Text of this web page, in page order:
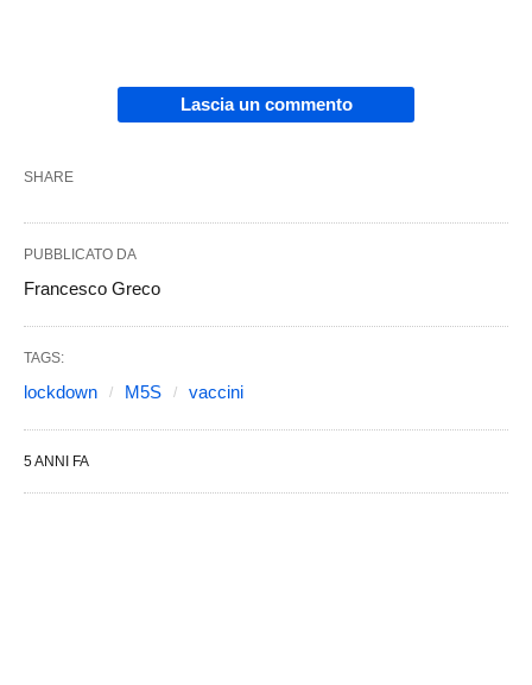
Lascia un commento
SHARE
PUBBLICATO DA
Francesco Greco
TAGS:
lockdown M5S vaccini
5 ANNI FA